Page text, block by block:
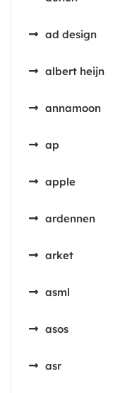
ad design
albert heijn
annamoon
ap
apple
ardennen
arket
asml
asos
asr